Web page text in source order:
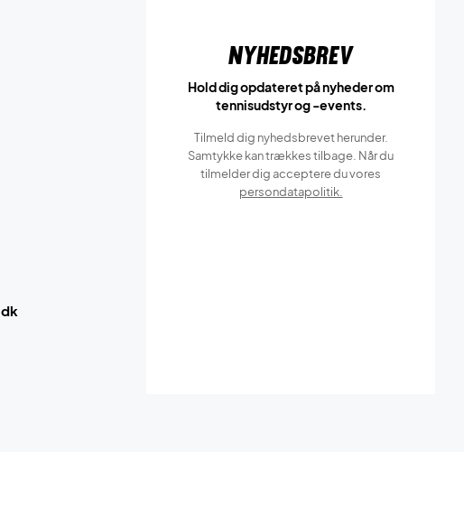
Nyhedsbrev
Hold dig opdateret på nyheder om
tennisudstyr og -events.
Tilmeld dig nyhedsbrevet herunder.
Samtykke kan trækkes tilbage. Når du
tilmelder dig acceptere du vores
persondatapolitik.